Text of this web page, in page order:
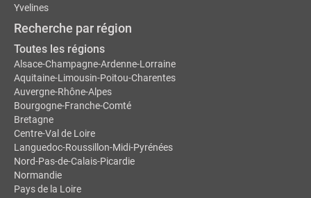
Yvelines
Recherche par région
Toutes les régions
Alsace-Champagne-Ardenne-Lorraine
Aquitaine-Limousin-Poitou-Charentes
Auvergne-Rhône-Alpes
Bourgogne-Franche-Comté
Bretagne
Centre-Val de Loire
Languedoc-Roussillon-Midi-Pyrénées
Nord-Pas-de-Calais-Picardie
Normandie
Pays de la Loire